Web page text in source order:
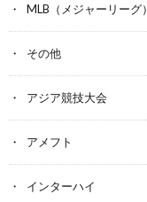
MLB（メジャーリーグ）
その他
アジア競技大会
アメフト
インターハイ